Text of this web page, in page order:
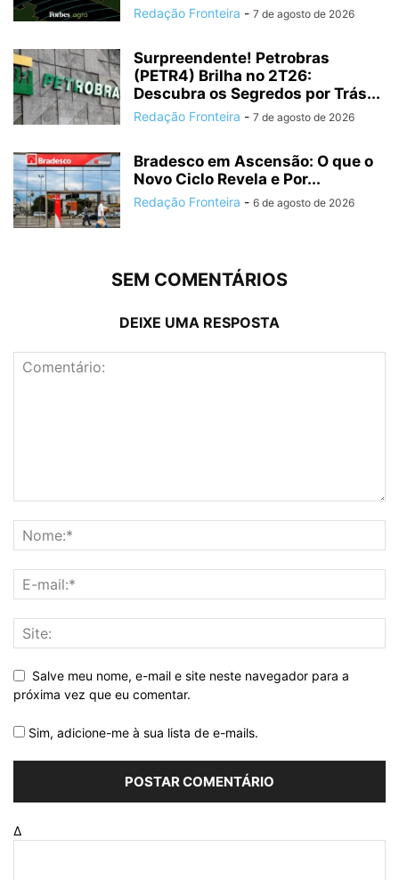
Redação Fronteira - 7 de agosto de 2026
Surpreendente! Petrobras
(PETR4) Brilha no 2T26:
Descubra os Segredos por Trás...
Redação Fronteira - 7 de agosto de 2026
Bradesco em Ascensão: O que o
Novo Ciclo Revela e Por...
Redação Fronteira - 6 de agosto de 2026
SEM COMENTÁRIOS
DEIXE UMA RESPOSTA
Salve meu nome, e-mail e site neste navegador para a
próxima vez que eu comentar.
Sim, adicione-me à sua lista de e-mails.
Δ